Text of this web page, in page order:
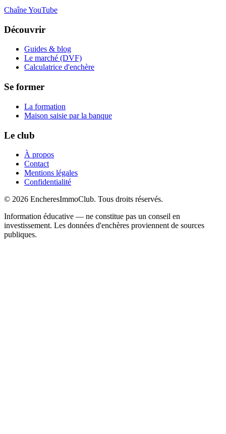
Chaîne YouTube
Découvrir
Guides & blog
Le marché (DVF)
Calculatrice d'enchère
Se former
La formation
Maison saisie par la banque
Le club
À propos
Contact
Mentions légales
Confidentialité
© 2026 EncheresImmoClub. Tous droits réservés.
Information éducative — ne constitue pas un conseil en
investissement. Les données d'enchères proviennent de sources
publiques.